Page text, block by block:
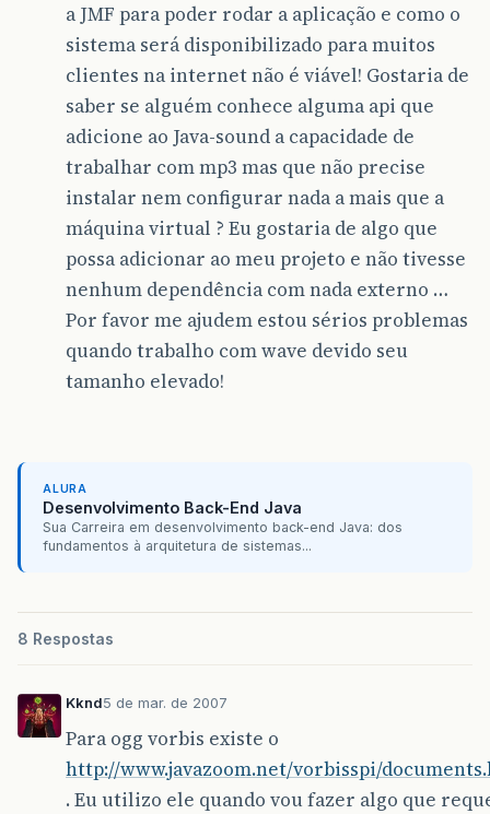
a JMF para poder rodar a aplicação e como o
sistema será disponibilizado para muitos
clientes na internet não é viável! Gostaria de
saber se alguém conhece alguma api que
adicione ao Java-sound a capacidade de
trabalhar com mp3 mas que não precise
instalar nem configurar nada a mais que a
máquina virtual ? Eu gostaria de algo que
possa adicionar ao meu projeto e não tivesse
nenhum dependência com nada externo …
Por favor me ajudem estou sérios problemas
quando trabalho com wave devido seu
tamanho elevado!
ALURA
Desenvolvimento Back-End Java
Sua Carreira em desenvolvimento back-end Java: dos
fundamentos à arquitetura de sistemas...
8 Respostas
Kknd5 de mar. de 2007
Para ogg vorbis existe o
http://www.javazoom.net/vorbisspi/
. Eu utilizo ele quando vou fazer algo que